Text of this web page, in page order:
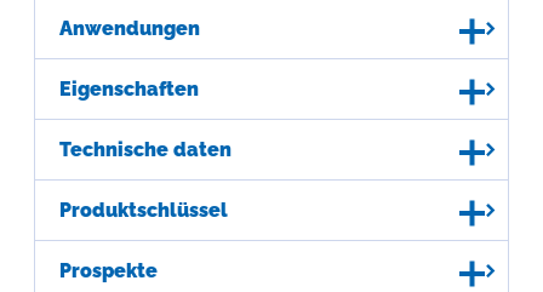
Anwendungen
Eigenschaften
Technische daten
Produktschlüssel
Prospekte